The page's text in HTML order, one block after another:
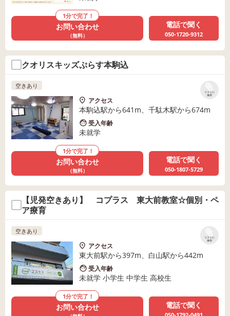
1分で完了！
お問い合わせ
（無料）
電話で聞く
050-1720-9312
クオリスキッズぷらす本駒込
リストに
保存
空きあり
アクセス
本駒込駅から641m、千駄木駅から674m
受入年齢
未就学
1分で完了！
お問い合わせ
（無料）
電話で聞く
050-1807-5729
【児発空きあり】 コプラス 東大前教室☆個別・ペ
ア療育
リストに
保存
空きあり
アクセス
東大前駅から397m、白山駅から442m
受入年齢
未就学 小学生 中学生 高校生
1分で完了！
お問い合わせ 電話で聞く